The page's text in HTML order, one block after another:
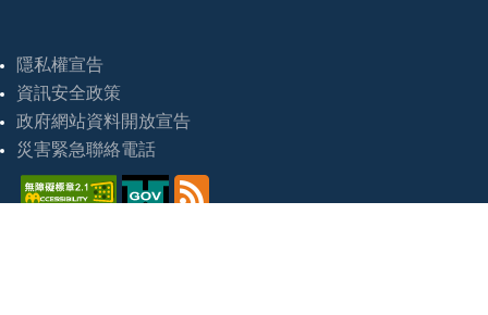
隱私權宣告
資訊安全政策
政府網站資料開放宣告
災害緊急聯絡電話